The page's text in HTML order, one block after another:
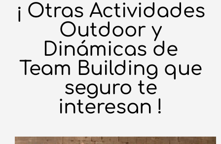
¡ Otras Actividades
Outdoor y
Dinámicas de
Team Building que
seguro te
interesan !